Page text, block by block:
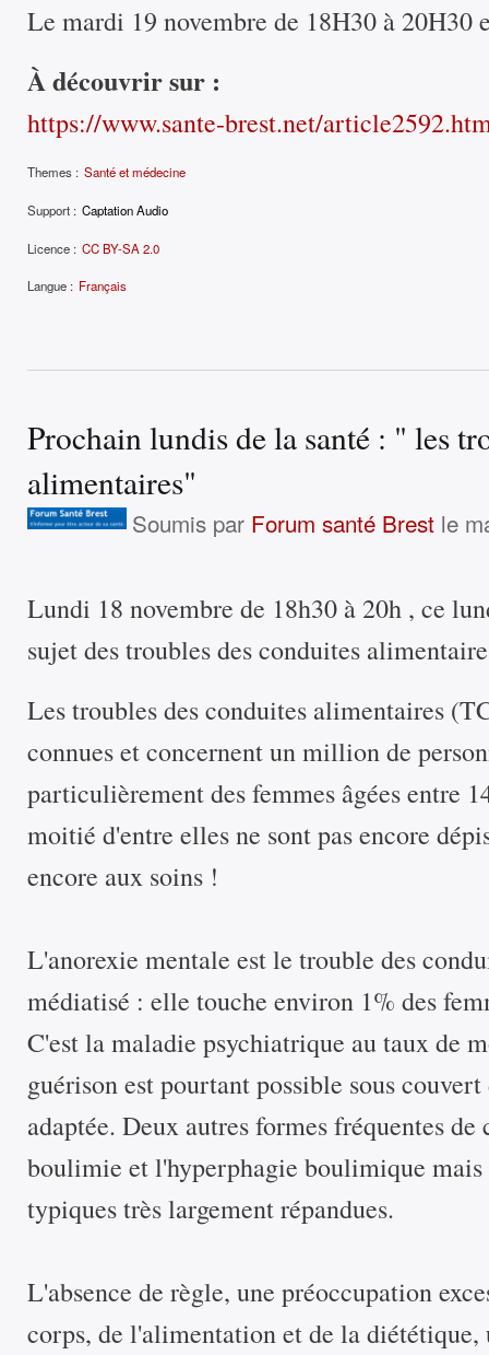
Le mardi 19 novembre de 18H30 à
À découvrir sur :
https://www.sante-brest.net/
Themes : Santé et médecine
Support : Captation Audio
Licence : CC BY-SA 2.0
Langue : Français
Prochain lundis de la santé : " les
alimentaires"
Soumis par Forum santé Brestle
Lundi 18 novembre de 18h30 à 20h , ce
sujet des troubles des conduites
Les troubles des conduites alimentaires
connues et concernent un million de
particulièrement des femmes âgées entre
moitié d'entre elles ne sont pas encore
encore aux soins !
L'anorexie mentale est le trouble des
médiatisé : elle touche environ 1% des
C'est la maladie psychiatrique au taux de
guérison est pourtant possible sous
adaptée. Deux autres formes fréquentes de
boulimie et l'hyperphagie boulimique
typiques très largement répandues.
L'absence de règle, une préoccupation
corps, de l'alimentation et de la